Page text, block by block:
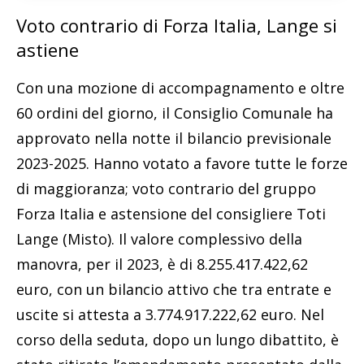
Voto contrario di Forza Italia, Lange si
astiene
Con una mozione di accompagnamento e oltre
60 ordini del giorno, il Consiglio Comunale ha
approvato nella notte il bilancio previsionale
2023-2025. Hanno votato a favore tutte le forze
di maggioranza; voto contrario del gruppo
Forza Italia e astensione del consigliere Toti
Lange (Misto). Il valore complessivo della
manovra, per il 2023, è di 8.255.417.422,62
euro, con un bilancio attivo che tra entrate e
uscite si attesta a 3.774.917.222,62 euro. Nel
corso della seduta, dopo un lungo dibattito, è